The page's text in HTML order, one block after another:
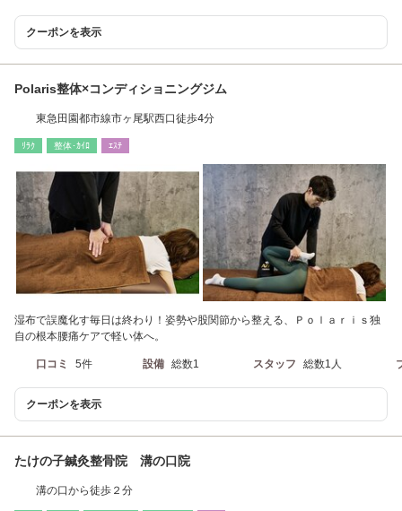
クーポンを表示
Polaris整体×コンディショニングジム
東急田園都市線市ヶ尾駅西口徒歩4分
ﾘﾗｸ 整体･ｶｲﾛ ｴｽﾃ
湿布で誤魔化す毎日は終わり！姿勢や股関節から整える、Ｐｏｌａｒｉｓ独
自の根本腰痛ケアで軽い体へ。
口コミ 5件 設備 総数1 スタッフ 総数1人
クーポンを表示
たけの子鍼灸整骨院 溝の口院
溝の口から徒歩２分